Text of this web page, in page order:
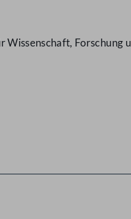
Wissenschaft,